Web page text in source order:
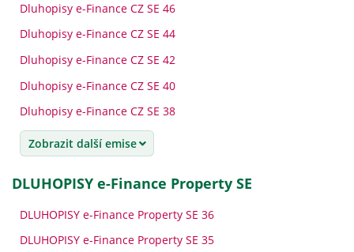
Dluhopisy e-Finance CZ SE 46
Dluhopisy e-Finance CZ SE 44
Dluhopisy e-Finance CZ SE 42
Dluhopisy e-Finance CZ SE 40
Dluhopisy e-Finance CZ SE 38
Zobrazit další emise
DLUHOPISY e-Finance Property SE
DLUHOPISY e-Finance Property SE 36
DLUHOPISY e-Finance Property SE 35